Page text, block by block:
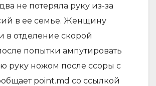
не потеряла руку из-за
в ее семье. Женщину
в отделение скорой
попытки ампутировать
руку ножом после ссоры с
point.md со ссылкой